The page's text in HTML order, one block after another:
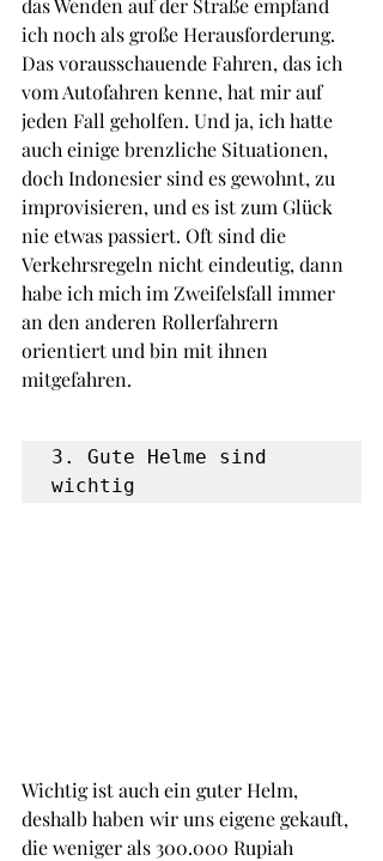
das Wenden auf der Straße empfand
ich noch als große Herausforderung.
Das vorausschauende Fahren, das ich
vom Autofahren kenne, hat mir auf
jeden Fall geholfen. Und ja, ich hatte
auch einige brenzliche Situationen,
doch Indonesier sind es gewohnt, zu
improvisieren, und es ist zum Glück
nie etwas passiert. Oft sind die
Verkehrsregeln nicht eindeutig, dann
habe ich mich im Zweifelsfall immer
an den anderen Rollerfahrern
orientiert und bin mit ihnen
mitgefahren.
3. Gute Helme sind
wichtig
Wichtig ist auch ein guter Helm,
deshalb haben wir uns eigene gekauft,
die weniger als 300.000 Rupiah